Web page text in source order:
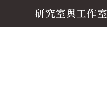
研究室與工作室